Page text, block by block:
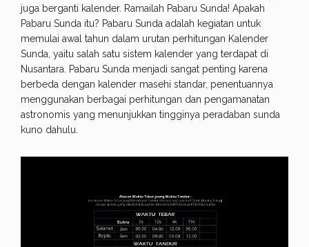
juga berganti kalender. Ramailah Pabaru Sunda! Apakah
Pabaru Sunda itu? Pabaru Sunda adalah kegiatan untuk
memulai awal tahun dalam urutan perhitungan Kalender
Sunda, yaitu salah satu sistem kalender yang terdapat di
Nusantara. Pabaru Sunda menjadi sangat penting karena
berbeda dengan kalender masehi standar, penentuannya
menggunakan berbagai perhitungan dan pengamanatan
astronomis yang menunjukkan tingginya peradaban sunda
kuno dahulu.